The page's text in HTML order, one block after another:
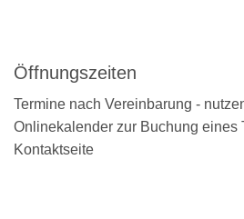
Öffnungszeiten
Termine nach Vereinbarung -
Onlinekalender zur Buchung eines
Kontaktseite